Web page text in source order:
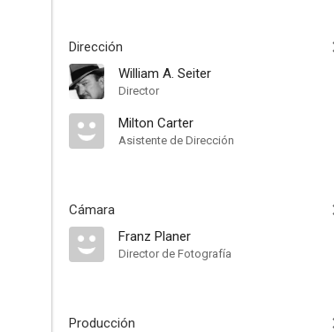
Dirección
William A. Seiter
Director
Milton Carter
Asistente de Dirección
Cámara
Franz Planer
Director de Fotografía
Producción